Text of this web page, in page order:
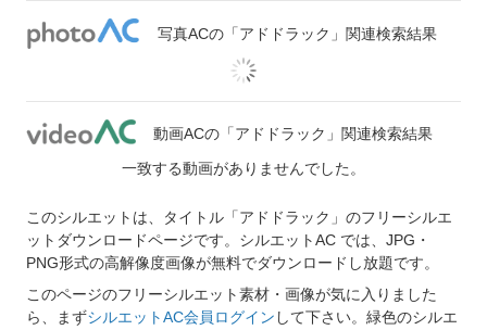
写真ACの「アドドラック」関連検索結果
動画ACの「アドドラック」関連検索結果
一致する動画がありませんでした。
このシルエットは、タイトル「アドドラック」のフリーシルエ
ットダウンロードページです。シルエットAC では、JPG・
PNG形式の高解像度画像が無料でダウンロードし放題です。
このページのフリーシルエット素材・画像が気に入りました
ら、まずシルエットAC会員ログイン して下さい。緑色のシルエ